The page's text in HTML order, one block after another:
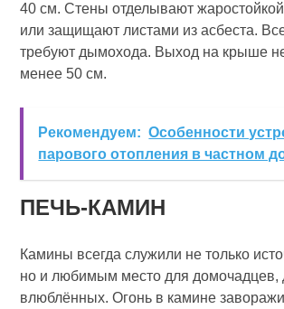
40 см. Стены отделывают жаростойкой
или защищают листами из асбеста.
требуют дымохода. Выход на крыше
менее 50 см.
Рекомендуем: Особенности
парового отопления в частном
ПЕЧЬ-КАМИН
Камины всегда служили не только
но и любимым место для домочадцев,
влюблённых. Огонь в камине